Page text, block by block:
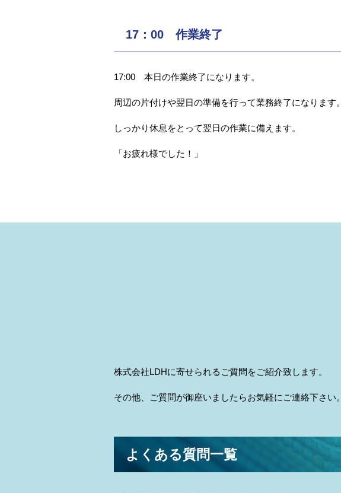
17：00 作業終了
17:00 本日の作業終了になります。
周辺の片付けや翌日の準備を行って業務終了になります。
しっかり休息をとって翌日の作業に備えます。
「お疲れ様でした！」
株式会社LDHに寄せられるご質問をご紹介致します。
その他、ご質問が御座いましたらお気軽にご連絡下さい。
よくある質問一覧